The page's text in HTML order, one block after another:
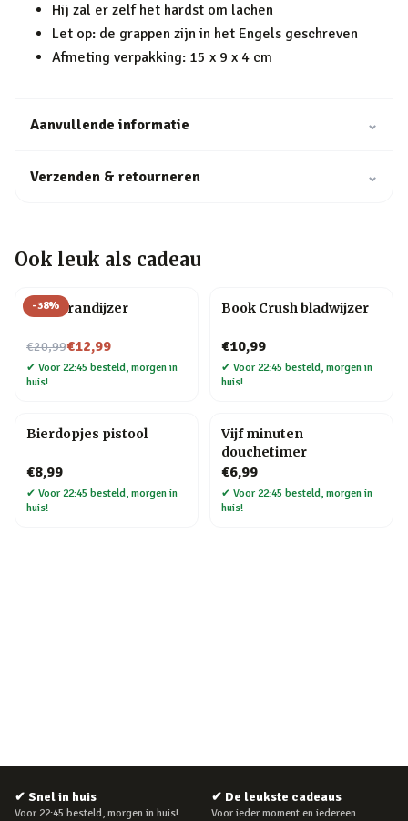
Hij zal er zelf het hardst om lachen
Let op: de grappen zijn in het Engels geschreven
Afmeting verpakking: 15 x 9 x 4 cm
Aanvullende informatie ⌄
Verzenden & retourneren ⌄
Ook leuk als cadeau
-38%
BBQ brandijzer
€20,99
Nu voor€12,99
✔ Voor 22:45 besteld, morgen in
huis!
Book Crush bladwijzer
€10,99
✔ Voor 22:45 besteld, morgen in
huis!
Bierdopjes pistool
€8,99
✔ Voor 22:45 besteld, morgen in
huis!
Vijf minuten
douchetimer
€6,99
✔ Voor 22:45 besteld, morgen in
huis!
✔ Snel in huis
Voor 22:45 besteld, morgen in huis!
✔ De leukste cadeaus
Voor ieder moment en iedereen